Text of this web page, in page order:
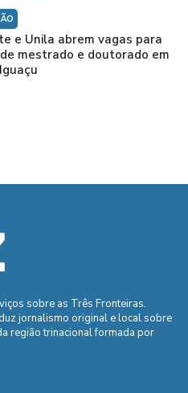
e Unila abrem vagas para
mestrado e doutorado em
sobre as Três Fronteiras.
jornalismo original e local sobre
região trinacional formada por